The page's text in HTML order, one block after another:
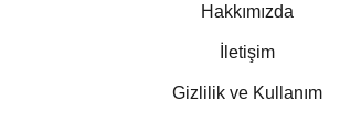
Hakkımızda
İletişim
Gizlilik ve Kullanım